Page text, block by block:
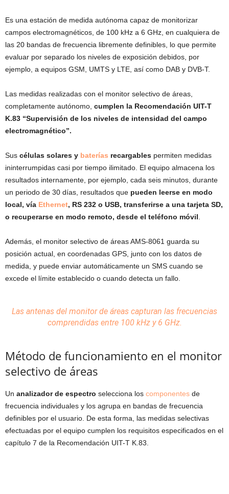
Es una estación de medida autónoma capaz de monitorizar
campos electromagnéticos, de 100 kHz a 6 GHz, en cualquiera de
las 20 bandas de frecuencia libremente definibles, lo que permite
evaluar por separado los niveles de exposición debidos, por
ejemplo, a equipos GSM, UMTS y LTE, así como DAB y DVB-T.
Las medidas realizadas con el monitor selectivo de áreas,
completamente autónomo, cumplen la Recomendación UIT-T
K.83 “Supervisión de los niveles de intensidad del campo
electromagnético”.
Sus células solares y baterías recargables permiten medidas
ininterrumpidas casi por tiempo ilimitado. El equipo almacena los
resultados internamente, por ejemplo, cada seis minutos, durante
un periodo de 30 días, resultados que pueden leerse en modo
local, vía Ethernet, RS 232 o USB, transferirse a una tarjeta SD,
o recuperarse en modo remoto, desde el teléfono móvil
Además, el monitor selectivo de áreas AMS-8061 guarda su
posición actual, en coordenadas GPS, junto con los datos de
medida, y puede enviar automáticamente un SMS cuando se
excede el límite establecido o cuando detecta un fallo.
Las antenas del monitor de áreas capturan las frecuencias
comprendidas entre 100 kHz y 6 GHz.
Método de funcionamiento en el monitor
selectivo de áreas
Un analizador de espectro selecciona los componentes de
frecuencia individuales y los agrupa en bandas de frecuencia
definibles por el usuario. De esta forma, las medidas selectivas
efectuadas por el equipo cumplen los requisitos especificados en el
capítulo 7 de la Recomendación UIT-T K.83.